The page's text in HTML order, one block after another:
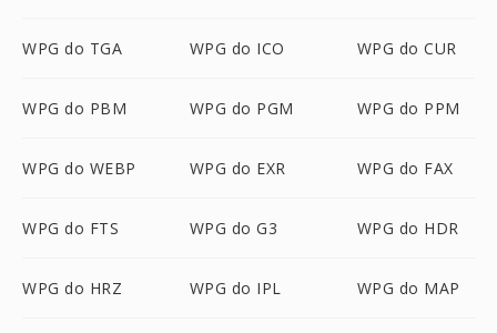
WPG do TGA WPG do ICO WPG do CUR
WPG do PBM WPG do PGM WPG do PPM
WPG do WEBP WPG do EXR WPG do FAX
WPG do FTS WPG do G3 WPG do HDR
WPG do HRZ WPG do IPL WPG do MAP